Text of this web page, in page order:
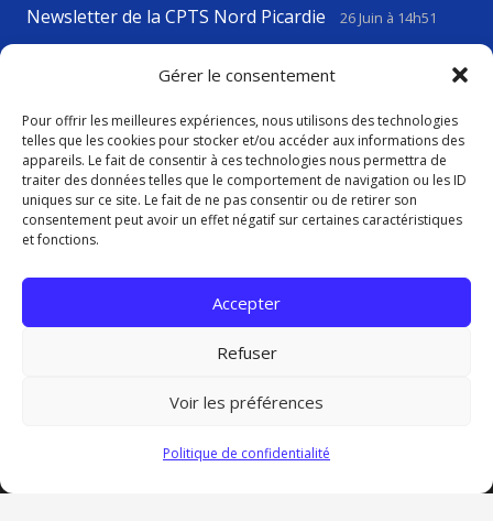
Gérer le consentement
Pour offrir les meilleures expériences, nous utilisons des technologies
telles que les cookies pour stocker et/ou accéder aux informations des
appareils. Le fait de consentir à ces technologies nous permettra de
traiter des données telles que le comportement de navigation ou les ID
uniques sur ce site. Le fait de ne pas consentir ou de retirer son
consentement peut avoir un effet négatif sur certaines caractéristiques
et fonctions.
Accepter
Refuser
Voir les préférences
Politique de confidentialité
Newsletter de la CPTS Nord Picardie 26 Juin à 14h51
VIGILANCE CANICULE
Contact
contact@cptsnordpicardie.fr
Politique de confidentialité